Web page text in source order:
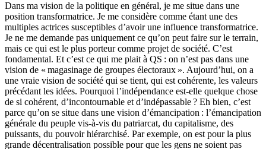
Dans ma vision de la politique en général, je me situe dans une
position transformatrice. Je me considère comme étant une des
multiples actrices susceptibles d’avoir une influence transformatrice.
Je ne me demande pas uniquement ce qu’on peut faire sur le terrain,
mais ce qui est le plus porteur comme projet de société. C’est
fondamental. Et c’est ce qui me plait à QS : on n’est pas dans une
vision de « magasinage de groupes électoraux ». Aujourd’hui, on a
une vraie vision de société qui se tient, qui est cohérente, les valeurs
précédant les idées. Pourquoi l’indépendance est-elle quelque chose
de si cohérent, d’incontournable et d’indépassable ? Eh bien, c’est
parce qu’on se situe dans une vision d’émancipation : l’émancipation
générale du peuple vis-à-vis du patriarcat, du capitalisme, des
puissants, du pouvoir hiérarchisé. Par exemple, on est pour la plus
grande décentralisation possible pour que les gens ne soient pas